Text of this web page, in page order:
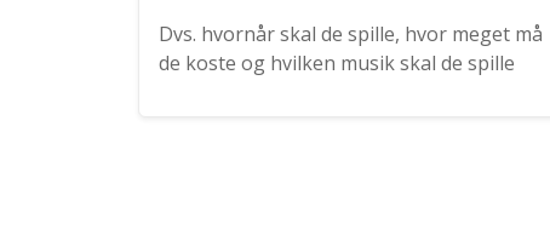
Dvs. hvornår skal de spille, hvor meget må
de koste og hvilken musik skal de spille